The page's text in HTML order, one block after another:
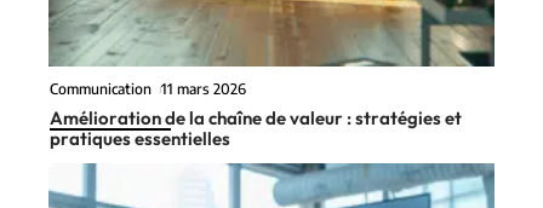
Communication 11 mars 2026
Amélioration de la chaîne de valeur : stratégies et
pratiques essentielles